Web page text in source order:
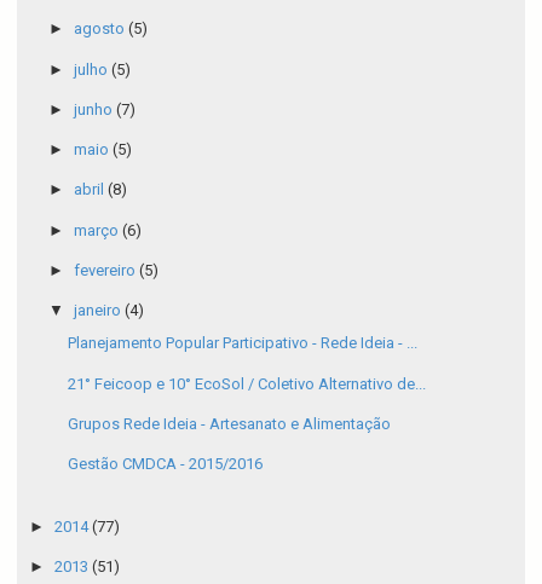
► agosto (5)
► julho (5)
► junho (7)
► maio (5)
► abril (8)
► março (6)
► fevereiro (5)
▼ janeiro (4)
Planejamento Popular Participativo - Rede Ideia - ...
21° Feicoop e 10° EcoSol / Coletivo Alternativo de...
Grupos Rede Ideia - Artesanato e Alimentação
Gestão CMDCA - 2015/2016
► 2014(77)
► 2013 (51)